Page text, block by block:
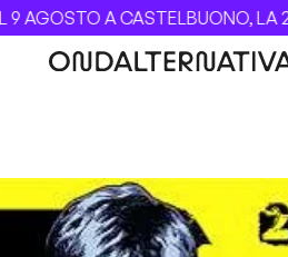
A CASTELBUONO, LA